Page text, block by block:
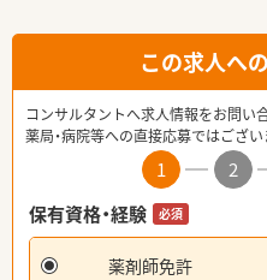
この求人へ
コンサルタントへ求人情報をお問い
薬局・病院等への直接応募ではござい
1 2
保有資格・経験
必須
薬剤師免許